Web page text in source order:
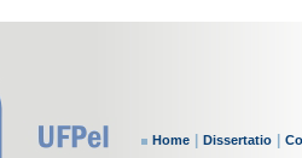
Home Dissertatio